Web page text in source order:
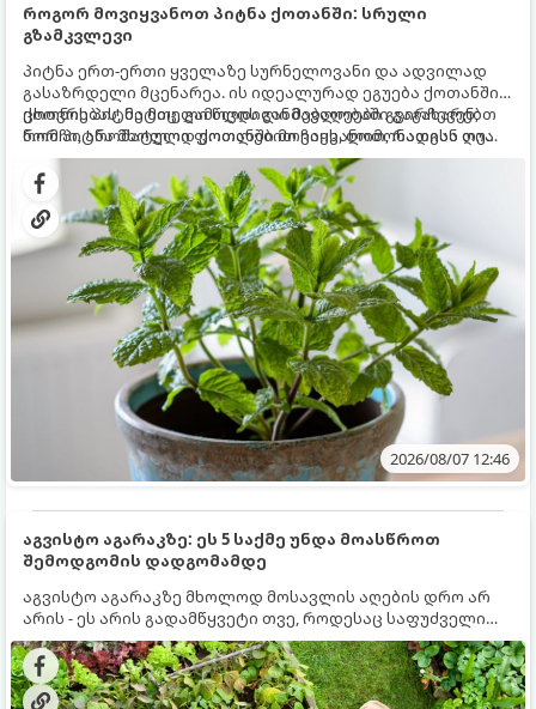
როგორ მოვიყვანოთ პიტნა ქოთანში: სრული
გზამკვლევი
პიტნა ერთ-ერთი ყველაზე სურნელოვანი და ადვილად
გასაზრდელი მცენარეა. ის იდეალურად ეგუება ქოთანში
ცხოვრებას, მეტიც, გამოცდილი მებაღეები გვირჩევენ,
რომ პიტნა მხოლოდ ქოთანში მოვიყვანოთ, რადგან ღია
გრუნტში (ბაღში) დარგვისას ის ფესვებით ძალიან
სწრაფად ვრცელდება და სხვა მცენარეებს ავიწროებს.
ქოთნის პიტნა მთელი წლის განმავლობაში გაგახარებთ
ნორჩი, არომატული ფოთლებით ჩაის, ლიმონათისა თუ
კერძებისთვის.
2026/08/07 12:46
აგვისტო აგარაკზე: ეს 5 საქმე უნდა მოასწროთ
შემოდგომის დადგომამდე
აგვისტო აგარაკზე მხოლოდ მოსავლის აღების დრო არ
არის - ეს არის გადამწყვეტი თვე, როდესაც საფუძველი
ეყრება მომავალი წლის მოსავალს და ბაღი მზადდება
შემოდგომა-ზამთრის სეზონისთვის. იმისათვის, რომ
ნიადაგმა ენერგია აღიდგინოს, ხოლო მცენარეებმა
ზამთარს გაუძლონ, აგვისტოს ბოლომდე 5